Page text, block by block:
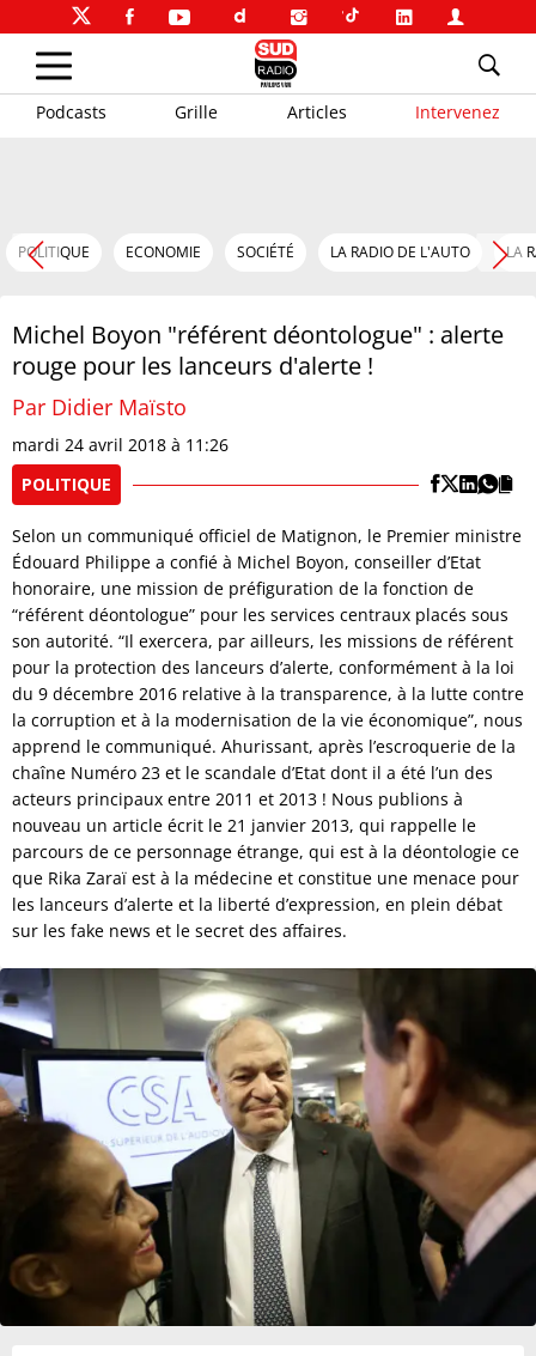
Podcasts Grille Articles Intervenez
POLITIQUE ECONOMIE SOCIÉTÉ LA RADIO DE L'AUTO LA
Michel Boyon "référent déontologue" : alerte
rouge pour les lanceurs d'alerte !
Par Didier Maïsto
mardi 24 avril 2018 à 11:26
POLITIQUE
Selon un communiqué officiel de Matignon, le Premier ministre
Édouard Philippe a confié à Michel Boyon, conseiller d’Etat
honoraire, une mission de préfiguration de la fonction de
“référent déontologue” pour les services centraux placés sous
son autorité. “Il exercera, par ailleurs, les missions de référent
pour la protection des lanceurs d’alerte, conformément à la loi
du 9 décembre 2016 relative à la transparence, à la lutte contre
la corruption et à la modernisation de la vie économique”, nous
apprend le communiqué. Ahurissant, après l’escroquerie de la
chaîne Numéro 23 et le scandale d’Etat dont il a été l’un des
acteurs principaux entre 2011 et 2013 ! Nous publions à
nouveau un article écrit le 21 janvier 2013, qui rappelle le
parcours de ce personnage étrange, qui est à la déontologie ce
que Rika Zaraï est à la médecine et constitue une menace pour
les lanceurs d’alerte et la liberté d’expression, en plein débat
sur les fake news et le secret des affaires.